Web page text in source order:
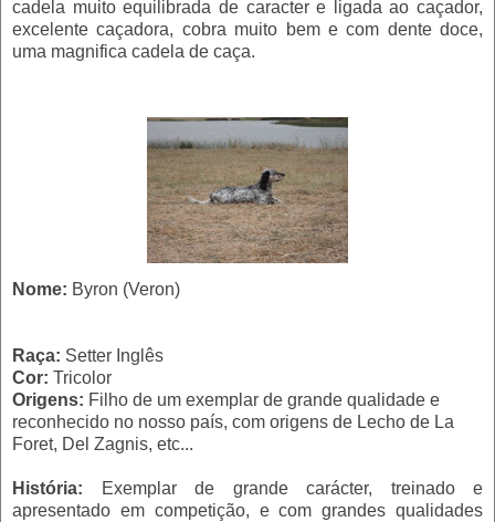
cadela muito equilibrada de caracter e ligada ao caçador,
excelente caçadora, cobra muito bem e com dente doce,
uma magnifica cadela de caça.
Nome: Byron (Veron)
Raça: Setter Inglês
Cor: Tricolor
Origens: Filho de um exemplar de grande qualidade e
reconhecido no nosso país, com origens de Lecho de La
Foret, Del Zagnis, etc...
História: Exemplar de grande carácter, treinado e
apresentado em competição, e com grandes qualidades